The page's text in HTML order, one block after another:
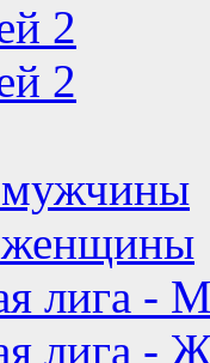
2
2
мужчины
женщины
лига -
лига -